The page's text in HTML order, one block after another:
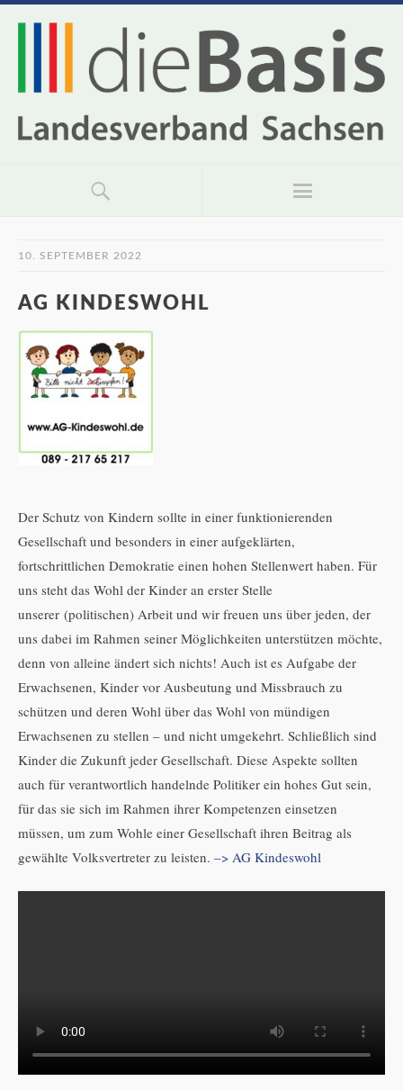
10. SEPTEMBER 2022
AG KINDESWOHL
Der Schutz von Kindern sollte in einer funktionierenden
Gesellschaft und besonders in einer aufgeklärten,
fortschrittlichen Demokratie einen hohen Stellenwert haben. Für
uns steht das Wohl der Kinder an erster Stelle
unserer (politischen) Arbeit und wir freuen uns über jeden, der
uns dabei im Rahmen seiner Möglichkeiten unterstützen möchte,
denn von alleine ändert sich nichts! Auch ist es Aufgabe der
Erwachsenen, Kinder vor Ausbeutung und Missbrauch zu
schützen und deren Wohl über das Wohl von mündigen
Erwachsenen zu stellen – und nicht umgekehrt. Schließlich sind
Kinder die Zukunft jeder Gesellschaft. Diese Aspekte sollten
auch für verantwortlich handelnde Politiker ein hohes Gut sein,
für das sie sich im Rahmen ihrer Kompetenzen einsetzen
müssen, um zum Wohle einer Gesellschaft ihren Beitrag als
gewählte Volksvertreter zu leisten. –> AG Kindeswohl